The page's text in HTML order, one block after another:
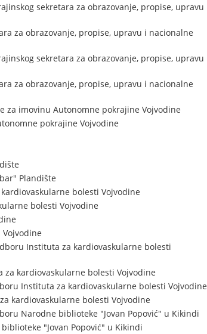
sekretara za obrazovanje, propise, upravu
za obrazovanje, propise, upravu i nacionalne
sekretara za obrazovanje, propise, upravu
za obrazovanje, propise, upravu i nacionalne
za imovinu Autonomne pokrajine Vojvodine
pokrajine Vojvodine
Plandište
bolesti Vojvodine
bolesti Vojvodine
Instituta za kardiovaskularne bolesti
kardiovaskularne bolesti Vojvodine
Instituta za kardiovaskularne bolesti Vojvodine
kardiovaskularne bolesti Vojvodine
Narodne biblioteke "Jovan Popović" u Kikindi
"Jovan Popović" u Kikindi